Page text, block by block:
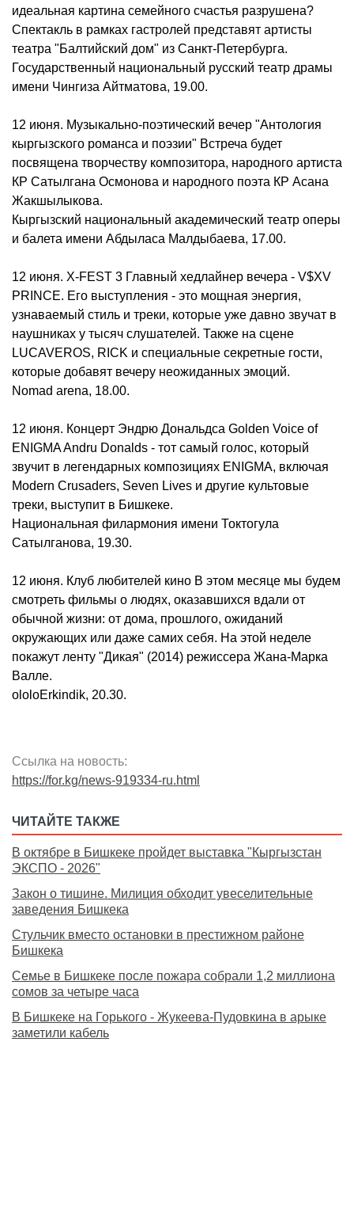
идеальная картина семейного счастья разрушена?
Спектакль в рамках гастролей представят артисты
театра "Балтийский дом" из Санкт-Петербурга.
Государственный национальный русский театр драмы
имени Чингиза Айтматова, 19.00.
12 июня. Музыкально-поэтический вечер "Антология
кыргызского романса и поэзии" Встреча будет
посвящена творчеству композитора, народного артиста
КР Сатылгана Осмонова и народного поэта КР Асана
Жакшылыкова.
Кыргызский национальный академический театр оперы
и балета имени Абдыласа Малдыбаева, 17.00.
12 июня. X-FEST 3 Главный хедлайнер вечера - V$XV
PRINCE. Его выступления - это мощная энергия,
узнаваемый стиль и треки, которые уже давно звучат в
наушниках у тысяч слушателей. Также на сцене
LUCAVEROS, RICK и специальные секретные гости,
которые добавят вечеру неожиданных эмоций.
Nomad arena, 18.00.
12 июня. Концерт Эндрю Дональдса Golden Voice of
ENIGMA Andru Donalds - тот самый голос, который
звучит в легендарных композициях ENIGMA, включая
Modern Crusaders, Seven Lives и другие культовые
треки, выступит в Бишкеке.
Национальная филармония имени Токтогула
Сатылганова, 19.30.
12 июня. Клуб любителей кино В этом месяце мы будем
смотреть фильмы о людях, оказавшихся вдали от
обычной жизни: от дома, прошлого, ожиданий
окружающих или даже самих себя. На этой неделе
покажут ленту "Дикая" (2014) режиссера Жана-Марка
Валле.
ololoErkindik, 20.30.
Ссылка на новость:
https://for.kg/news-919334-ru.html
ЧИТАЙТЕ ТАКЖЕ
В октябре в Бишкеке пройдет выставка "Кыргызстан
ЭКСПО - 2026"
Закон о тишине. Милиция обходит увеселительные
заведения Бишкека
Стульчик вместо остановки в престижном районе
Бишкека
Семье в Бишкеке после пожара собрали 1,2 миллиона
сомов за четыре часа
В Бишкеке на Горького - Жукеева-Пудовкина в арыке
заметили кабель